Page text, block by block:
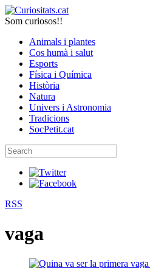
Som curiosos!!
Animals i plantes
Cos humà i salut
Esports
Física i Química
Història
Natura
Univers i Astronomia
Tradicions
SocPetit.cat
RSS
vaga